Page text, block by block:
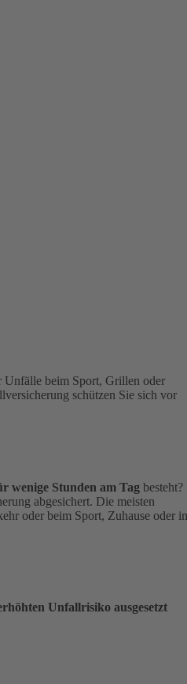
Unfälle beim Sport, Grillen oder
schützen Sie sich vor
wenige Stunden am Tag besteht?
abgesichert. Die meisten
oder beim Sport, Zuhause oder
Unfallrisiko ausgesetzt